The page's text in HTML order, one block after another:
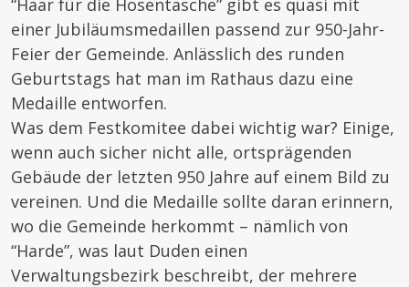
einer Jubiläumsmedaillen passend zur 950-Jahr-
Feier der Gemeinde. Anlässlich des runden
Geburtstags hat man im Rathaus dazu eine
Medaille entworfen.
Was dem Festkomitee dabei wichtig war? Einige,
wenn auch sicher nicht alle, ortsprägenden
Gebäude der letzten 950 Jahre auf einem Bild zu
vereinen. Und die Medaille sollte daran erinnern,
wo die Gemeinde herkommt – nämlich von
“Harde”, was laut Duden einen
Verwaltungsbezirk beschreibt, der mehrere